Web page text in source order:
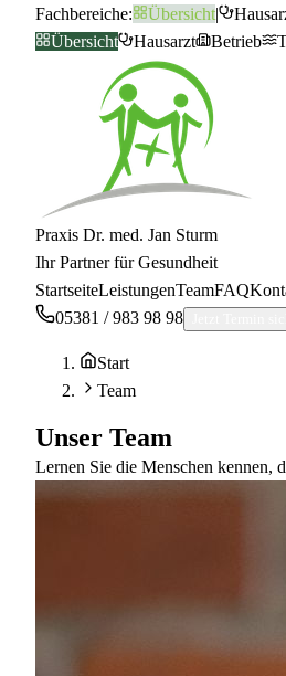
Fachbereiche: Übersicht|
Übersicht
Hausarzt Betrieb
Praxis Dr. med. Jan Sturm
Ihr Partner für Gesundheit
StartseiteLeistungenTeamFAQ
05381 / 983 98 98
Start
Team
Unser Team
Lernen Sie die Menschen kennen,